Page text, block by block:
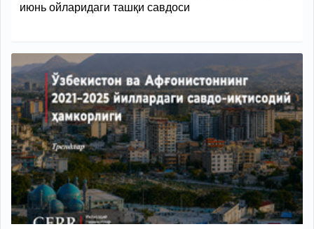
июнь ойларидаги ташқи савдоси